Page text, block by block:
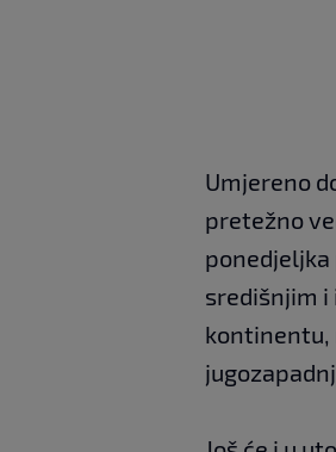
Umjereno
pretežno
središnjim i
kontinentu,